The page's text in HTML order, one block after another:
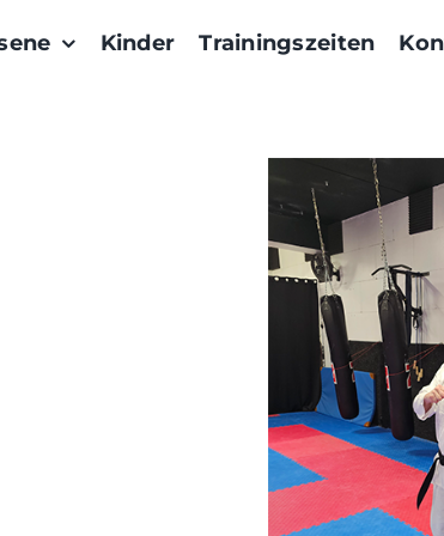
Kinder Trainingszeiten